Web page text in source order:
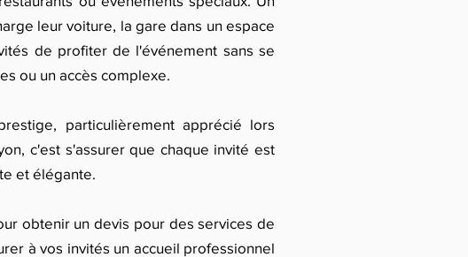
leur voiture, la gare dans un espace
de profiter de l'événement sans se
ou un accès complexe.
particulièrement apprécié lors
c'est s'assurer que chaque invité est
et élégante.
obtenir un devis pour des services de
à vos invités un accueil professionnel